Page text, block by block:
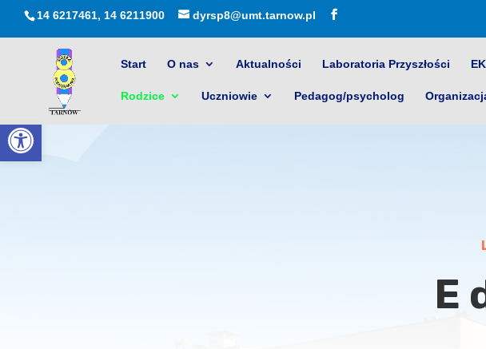
Otwórz pasek narzędzi
14 6217461, 14 6211900 dyrsp8@umt.tarnow.pl
Start O nas Aktualności Laboratoria Przyszłości
Rodzice Uczniowie Pedagog/psycholog
E